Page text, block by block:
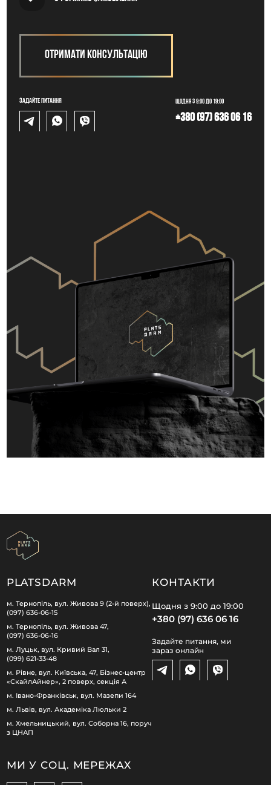
Отримати консультацію
Задайте питання Щодня з 9:00 до 19:00
+380 (97) 636 06 16
PLATSDARM
м. Тернопіль, вул. Живова 9 (2-й поверх),
(097) 636-06-15
м. Тернопіль, вул. Живова 47,
(097) 636-06-16
м. Луцьк, вул. Кривий Вал 31,
(099) 621-33-48
м. Рівне, вул. Київська, 47, Бізнес-центр
«СкайлАйнер», 2 поверх, секція А
м. Івано-Франківськ, вул. Мазепи 164
м. Львів, вул. Академіка Люльки 2
м. Хмельницький, вул. Соборна 16, поруч
з ЦНАП
КОНТАКТИ
Щодня з 9:00 до 19:00
+380 (97) 636 06 16
Задайте питання, ми
зараз онлайн
МИ У СОЦ. МЕРЕЖАХ